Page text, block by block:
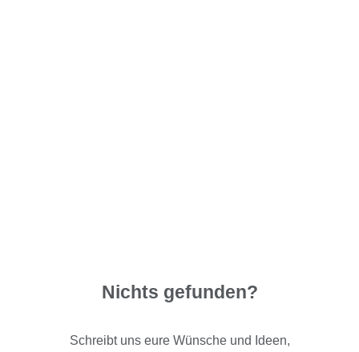
Nichts gefunden?
Schreibt uns eure Wünsche und Ideen,